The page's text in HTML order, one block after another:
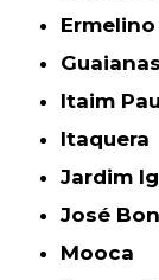
Itaim
Itaquera
Jardim
José
Mooca